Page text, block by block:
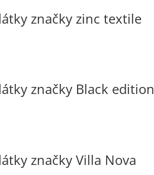
značky zinc textile
značky Black edition
značky Villa Nova